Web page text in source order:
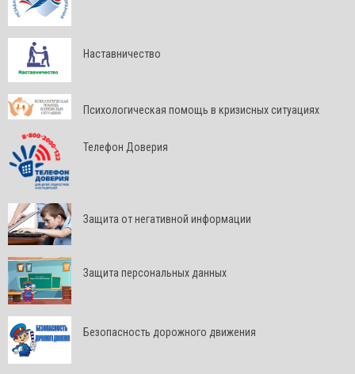
Наставничество
Психологическая помощь в кризисных ситуациях
Телефон Доверия
Защита от негативной информации
Защита персональных данных
Безопасность дорожного движения